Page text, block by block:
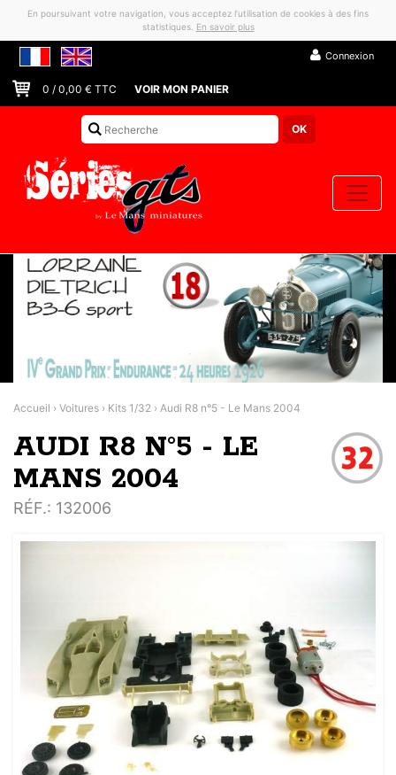
En poursuivant votre navigation, vous acceptez l’utilisation de cookies à des fins
statistiques. En savoir plus
Connexion
0 / 0,00 € TTC VOIR MON PANIER
Accueil › Voitures › Kits 1/32 › Audi R8 n°5 - Le Mans 2004
AUDI R8 N°5 - LE
MANS 2004
RÉF.: 132006